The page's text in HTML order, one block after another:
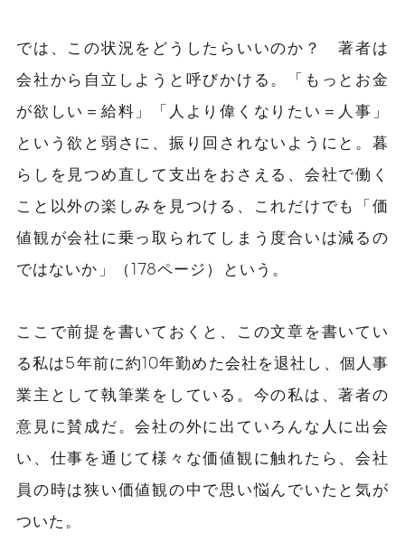
では、この状況をどうしたらいいのか？ 著者は
会社から自立しようと呼びかける。「もっとお金
が欲しい＝給料」「人より偉くなりたい＝人事」
という欲と弱さに、振り回されないようにと。暮
らしを見つめ直して支出をおさえる、会社で働く
こと以外の楽しみを見つける、これだけでも「価
値観が会社に乗っ取られてしまう度合いは減るの
ではないか」（178ページ）という。
ここで前提を書いておくと、この文章を書いてい
る私は5年前に約10年勤めた会社を退社し、個人事
業主として執筆業をしている。今の私は、著者の
意見に賛成だ。会社の外に出ていろんな人に出会
い、仕事を通じて様々な価値観に触れたら、会社
員の時は狭い価値観の中で思い悩んでいたと気が
ついた。